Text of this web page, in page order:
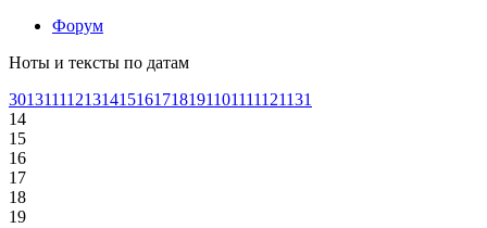
Форум
Ноты и тексты по датам
30131111 213141 5161 718191101111121131
14
15
16
17
18
19